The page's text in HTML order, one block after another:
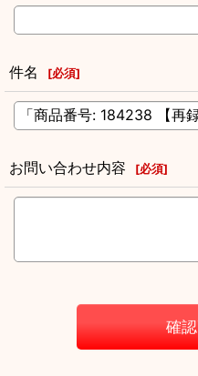
件名 [必須]
お問い合わせ内容 [必須]
確